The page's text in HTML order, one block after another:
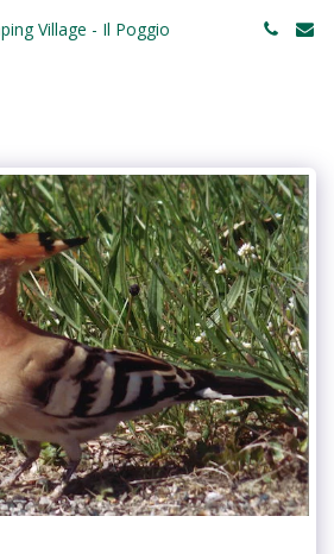
Village - Il Poggio